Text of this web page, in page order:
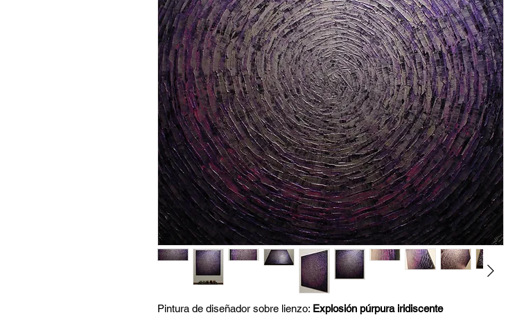
Pintura de diseñador sobre lienzo: Explosión púrpura iridiscente